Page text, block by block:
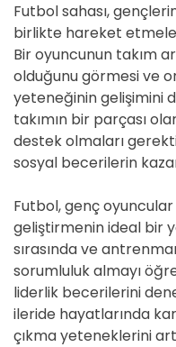
Futbol sahası,
birlikte hareket
Bir oyuncunun takım
olduğunu görmesi ve
yeteneğinin gelişimini
takımın bir parçası
destek olmaları
sosyal becerilerin
Futbol, genç
geliştirmenin ideal bir
sırasında ve
sorumluluk almayı
liderlik becerilerini
ileride hayatlarında
çıkma yeteneklerini